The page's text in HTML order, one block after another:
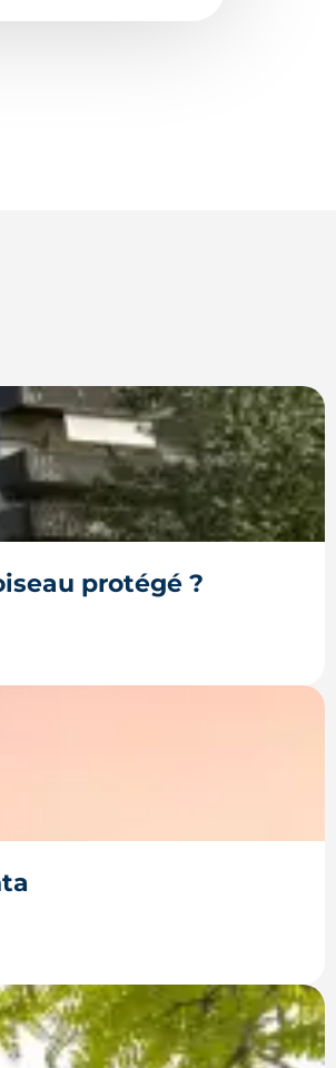
protégé ?
d'un passereau